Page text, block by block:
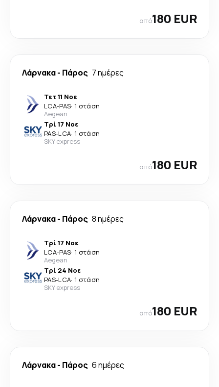
από180 EUR
Λάρνακα- Πάρος 7 ημέρες
Τετ 11 Νοε
LCA-PAS· 1 στάση
Aegean
Τρί 17 Νοε
PAS-LCA· 1 στάση
SKY express
από180 EUR
Λάρνακα- Πάρος 8 ημέρες
Τρί 17 Νοε
LCA-PAS· 1 στάση
Aegean
Τρί 24 Νοε
PAS-LCA· 1 στάση
SKY express
από180 EUR
Λάρνακα- Πάρος 6 ημέρες